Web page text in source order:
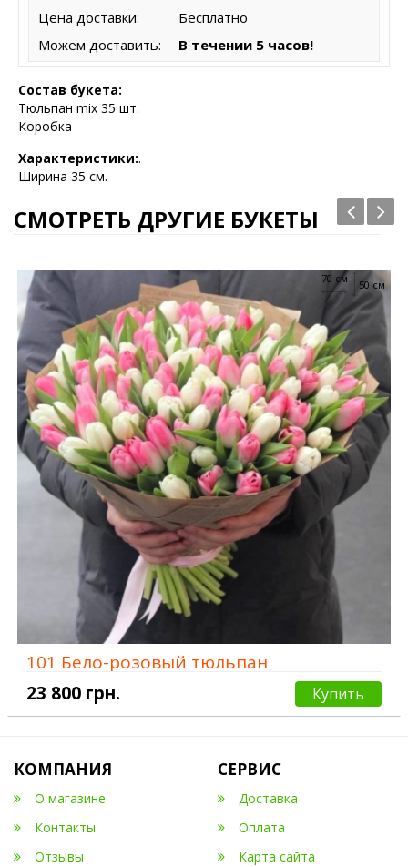
Цена доставки:
Бесплатно
Можем доставить:
В течении 5 часов!
Состав букета:
Тюльпан mix 35 шт.
Коробка
Характеристики:.
Ширина 35 см.
СМОТРЕТЬ ДРУГИЕ БУКЕТЫ
50 см
70 см
101 Бело-розовый тюльпан
23 800 грн.
Купить
КОМПАНИЯ
О магазине
Контакты
Отзывы
СЕРВИС
Доставка
Оплата
Карта сайта